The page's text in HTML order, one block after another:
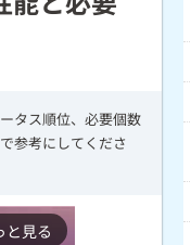
タス順位、必要個数
参考にしてくださ
と見る